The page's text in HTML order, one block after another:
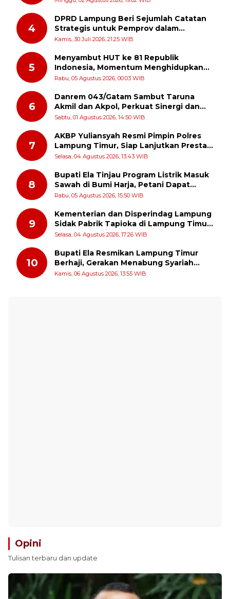
4
DPRD Lampung Beri Sejumlah Catatan
Strategis untuk Pemprov dalam
Pertanggungjawaban APBD 2025
Kamis, 30 Juli 2026, 21:25 WIB
5
Menyambut HUT ke 81 Republik
Indonesia, Momentum Menghidupkan
Kembali Semangat Juang Para Pahlawan
Rabu, 05 Agustus 2026, 00:03 WIB
6
Danrem 043/Gatam Sambut Taruna
Akmil dan Akpol, Perkuat Sinergi dan
Pengabdian untuk Masyarakat
Sabtu, 01 Agustus 2026, 14:50 WIB
7
AKBP Yuliansyah Resmi Pimpin Polres
Lampung Timur, Siap Lanjutkan Prestasi
Gemilang AKBP Heti Patmawati
Selasa, 04 Agustus 2026, 13:43 WIB
8
Bupati Ela Tinjau Program Listrik Masuk
Sawah di Bumi Harja, Petani Dapat
Subsidi Pemasangan KWH
Rabu, 05 Agustus 2026, 15:50 WIB
9
Kementerian dan Disperindag Lampung
Sidak Pabrik Tapioka di Lampung Timur,
PPUKI Apresiasi Langkah Pengawasan
Selasa, 04 Agustus 2026, 17:26 WIB
10
Bupati Ela Resmikan Lampung Timur
Berhaji, Gerakan Menabung Syariah
untuk Wujudkan Impian ke Tanah Suci
Kamis, 06 Agustus 2026, 13:55 WIB
Opini
Tulisan terbaru dan update